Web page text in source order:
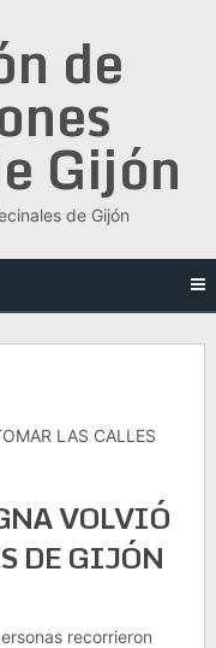
de
Gijón
de Gijón
LAS CALLES
VOLVIÓ
DE GIJÓN
recorrieron